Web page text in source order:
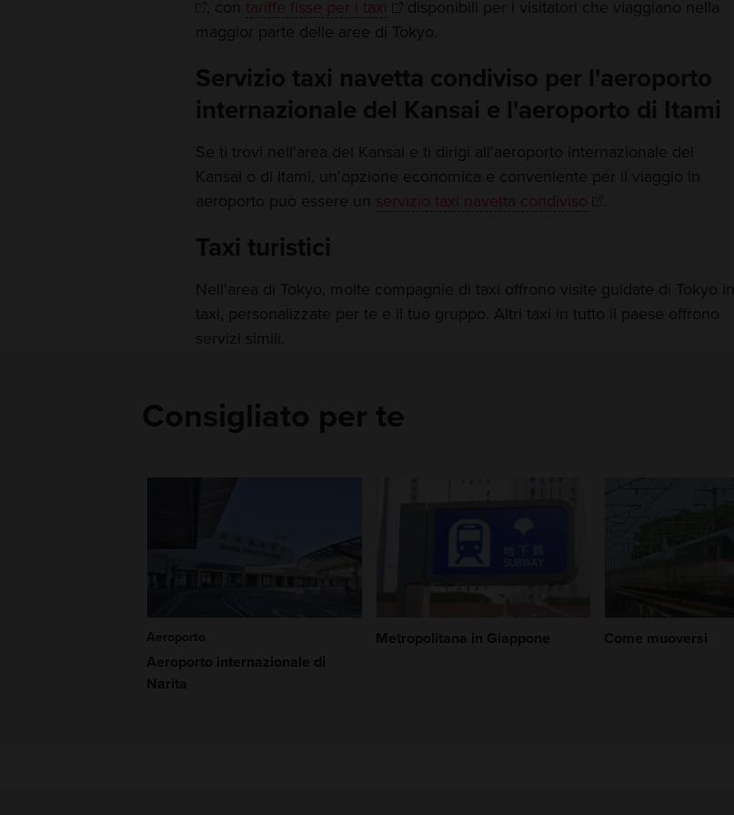
, con tariffe fisse per i taxi
disponibili per i visitatori che viaggiano nella
maggior parte delle aree di Tokyo.
Servizio taxi navetta condiviso per l'aeroporto
internazionale del Kansai e l'aeroporto di Itami
Se ti trovi nell'area del Kansai e ti dirigi all'aeroporto internazionale del
Kansai o di Itami, un'opzione economica e conveniente per il viaggio in
aeroporto può essere un servizio taxi navetta condiviso
Taxi turistici
Nell'area di Tokyo, molte compagnie di taxi offrono visite guidate di Tokyo in
taxi, personalizzate per te e il tuo gruppo. Altri taxi in tutto il paese offrono
servizi simili.
Consigliato per te
Aeroporto
Aeroporto internazionale di
Narita
Metropolitana in Giappone Come muoversi